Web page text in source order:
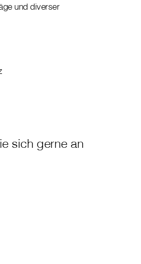
und diverser
sich gerne an